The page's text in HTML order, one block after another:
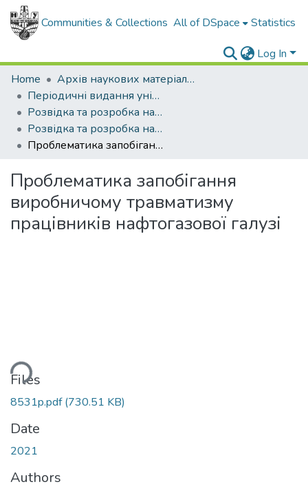
Communities & Collections All of DSpace Statistics
Log In
Home
Архів наукових матеріалів
Періодичні видання університету
Розвідка та розробка нафтових і газових родовищ
Розвідка та розробка нафтових і газових родовищ - 2021 - №2
Проблематика запобігання виробничому травматизму працівників нафтогазової галузі
Проблематика запобігання
виробничому травматизму
працівників нафтогазової галузі
Files
8531p.pdf(730.51 KB)
Date
2021
Authors